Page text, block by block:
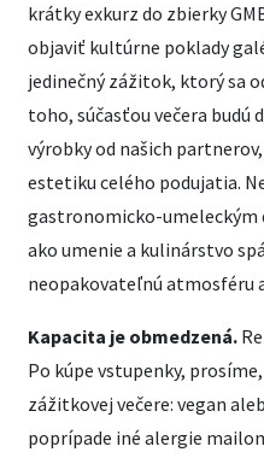
krátky exkurz do zbierky
objaviť kultúrne poklady
jedinečný zážitok, ktorý sa
toho, súčasťou večera budú
výrobky od našich
estetiku celého podujatia.
gastronomicko-umeleckým
ako umenie a kulinárstvo
neopakovateľnú atmosféru
Kapacita je obmedzená.
Po kúpe vstupenky,
zážitkovej večere: vegan
poprípade iné alergie